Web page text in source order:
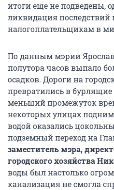
итоги еще не подведены,
ликвидация последствий
налогоплательщикам в
По данным мэрии
полутора часов выпало
осадков. Дороги на
превратились в бурлящие
меньший промежуток
некоторых улицах
водой оказались
подземный переход на
заместитель мэра,
городского хозяйства
воды был настолько
канализация не смогла